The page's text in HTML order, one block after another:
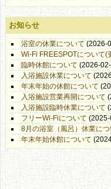
お知らせ
浴室の休業について (2026-
Wi-Fi FREESPOTについて(
臨時休館について (2026-
入浴施設休業について
年末年始の休館について
入浴施設営業再開について
入浴施設臨時休業について
フリーWi-Fiについて
8月の浴室（風呂）休業につ
年末年始休館について